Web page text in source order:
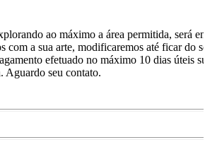
ao máximo a área permitida, será
com a sua arte, modificaremos até ficar do
efetuado no máximo 10 dias úteis
Aguardo seu contato.